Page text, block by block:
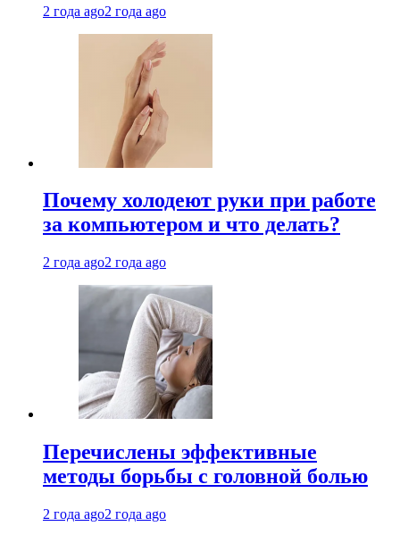
2 года ago2 года ago
Почему холодеют руки при работе
за компьютером и что делать?
2 года ago2 года ago
Перечислены эффективные
методы борьбы с головной болью
2 года ago2 года ago